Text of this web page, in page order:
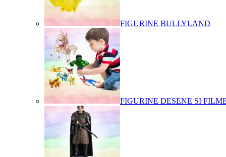
FIGURINE BULLYLAND
FIGURINE DESENE SI